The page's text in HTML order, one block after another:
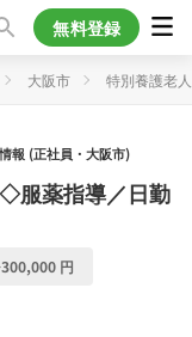
無料登録
大阪市 特別養護老
報 (正社員・大阪市)
◇服薬指導／日勤
円